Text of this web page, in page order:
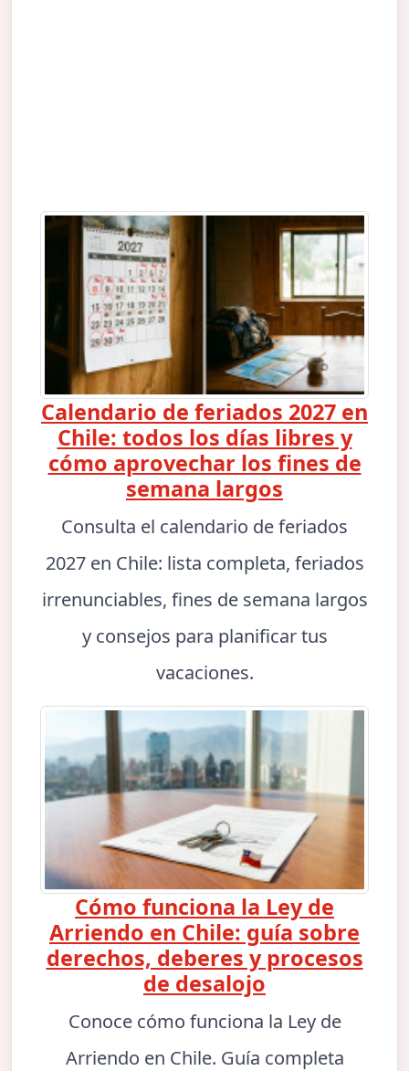
Calendario de feriados 2027 en
Chile: todos los días libres y
cómo aprovechar los fines de
semana largos
Consulta el calendario de feriados
2027 en Chile: lista completa, feriados
irrenunciables, fines de semana largos
y consejos para planificar tus
vacaciones.
Cómo funciona la Ley de
Arriendo en Chile: guía sobre
derechos, deberes y procesos
de desalojo
Conoce cómo funciona la Ley de
Arriendo en Chile. Guía completa